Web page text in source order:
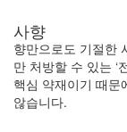
사향
향만으로도 기절한
만 처방할 수 있는 ‘
핵심 약재이기 때문
않습니다.